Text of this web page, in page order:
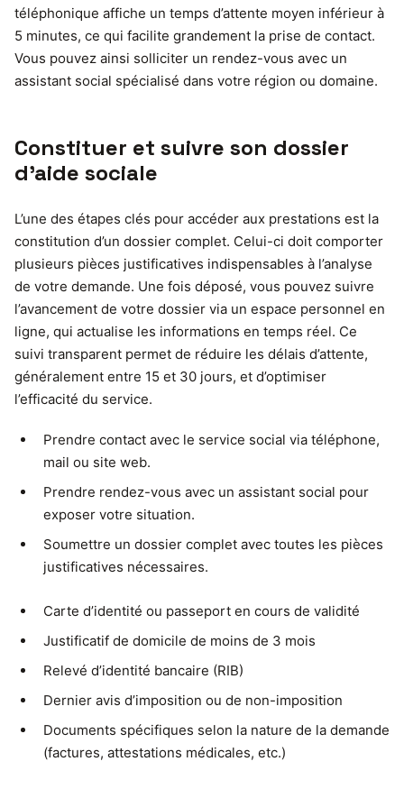
téléphonique affiche un temps d’attente moyen inférieur à
5 minutes, ce qui facilite grandement la prise de contact.
Vous pouvez ainsi solliciter un rendez-vous avec un
assistant social spécialisé dans votre région ou domaine.
Constituer et suivre son dossier
d’aide sociale
L’une des étapes clés pour accéder aux prestations est la
constitution d’un dossier complet. Celui-ci doit comporter
plusieurs pièces justificatives indispensables à l’analyse
de votre demande. Une fois déposé, vous pouvez suivre
l’avancement de votre dossier via un espace personnel en
ligne, qui actualise les informations en temps réel. Ce
suivi transparent permet de réduire les délais d’attente,
généralement entre 15 et 30 jours, et d’optimiser
l’efficacité du service.
Prendre contact avec le service social via téléphone,
mail ou site web.
Prendre rendez-vous avec un assistant social pour
exposer votre situation.
Soumettre un dossier complet avec toutes les pièces
justificatives nécessaires.
Carte d’identité ou passeport en cours de validité
Justificatif de domicile de moins de 3 mois
Relevé d’identité bancaire (RIB)
Dernier avis d’imposition ou de non-imposition
Documents spécifiques selon la nature de la demande
(factures, attestations médicales, etc.)